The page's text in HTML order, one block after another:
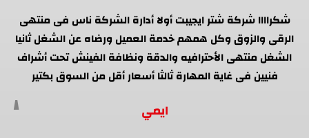
شكراااا شركة شتر ايجيبت أولا أدارة الشركة ناس فى منتهى
الرقى والزوق وكل همهم خدمة العميل ورضاه عن الشغل ثانيا
الشغل منتهى الأحترافيه والدقة ونظافة الفينش تحت أشراف
فنيين فى غاية المهارة ثالثا أسعار أقل من السوق بكتير
ايمي